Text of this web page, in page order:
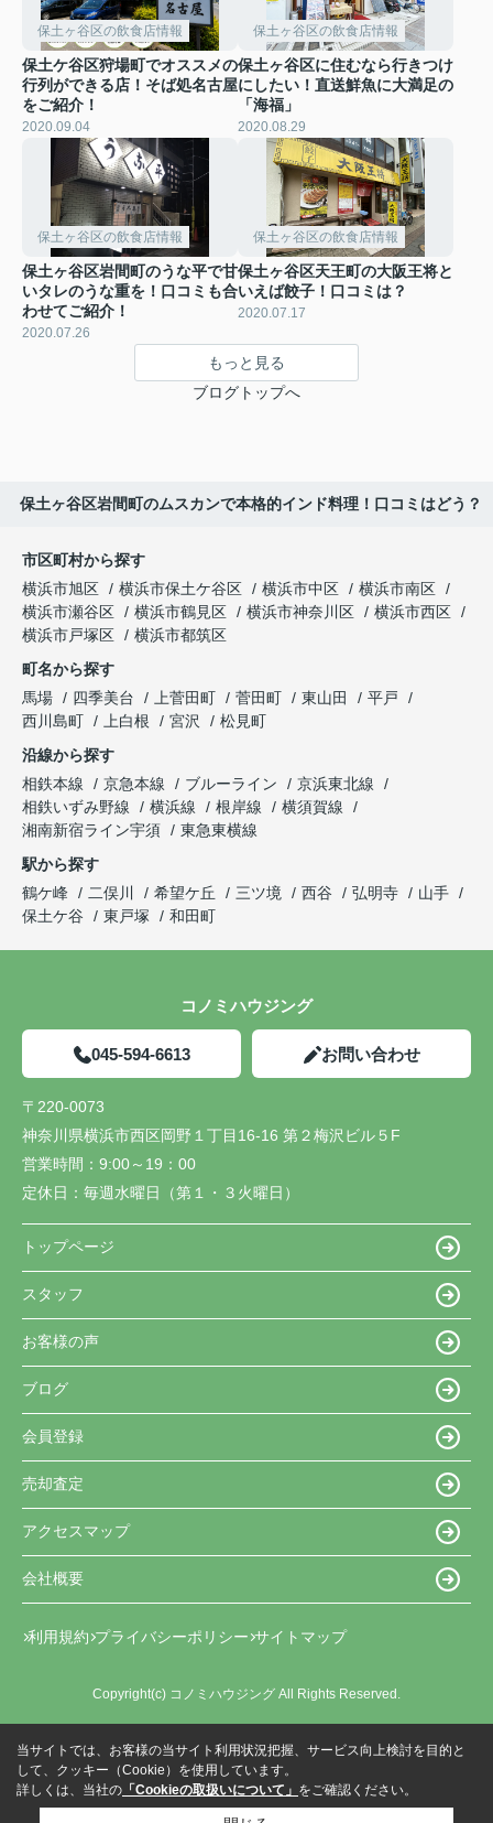
保土ヶ谷区の飲食店情報
保土ケ谷区狩場町でオススメの
行列ができる店！そば処名古屋
をご紹介！
2020.09.04
保土ヶ谷区の飲食店情報
保土ヶ谷区に住むなら行きつけ
にしたい！直送鮮魚に大満足の
「海福」
2020.08.29
保土ヶ谷区の飲食店情報
保土ヶ谷区岩間町のうな平で甘
いタレのうな重を！口コミも合
わせてご紹介！
2020.07.26
保土ヶ谷区の飲食店情報
保土ヶ谷区天王町の大阪王将と
いえば餃子！口コミは？
2020.07.17
もっと見る
ブログトップへ
保土ヶ谷区岩間町のムスカンで本格的インド料理！口コミはどう？
市区町村から探す
横浜市旭区
横浜市保土ケ谷区 横浜市中区
横浜市南区
横浜市瀬谷区
横浜市鶴見区 横浜市神奈川区
横浜市西区
横浜市戸塚区
横浜市都筑区
町名から探す
馬場
四季美台 上菅田町 菅田町 東山田
平戸
西川島町
上白根 宮沢
松見町
沿線から探す
相鉄本線
京急本線 ブルーライン
京浜東北線
相鉄いずみ野線
横浜線 根岸線
横須賀線
湘南新宿ライン宇須
東急東横線
駅から探す
鶴ケ峰
二俣川 希望ケ丘 三ツ境 西谷 弘明寺
山手
保土ケ谷
東戸塚 和田町
コノミハウジング
045-594-6613 お問い合わせ
〒220-0073
神奈川県横浜市西区岡野１丁目16-16 第２梅沢ビル５F
営業時間： 9:00～19：00
定休日： 毎週水曜日（第１・３火曜日）
トップページ
スタッフ
お客様の声
ブログ
会員登録
売却査定
アクセスマップ
会社概要
利用規約 プライバシーポリシー サイトマップ
Copyright(c) コノミハウジング All Rights Reserved.
当サイトでは、お客様の当サイト利用状況把握、サービス向上検討を目的と
して、クッキー（Cookie）を使用しています。
詳しくは、当社の 「Cookieの取扱いについて」 をご確認ください。